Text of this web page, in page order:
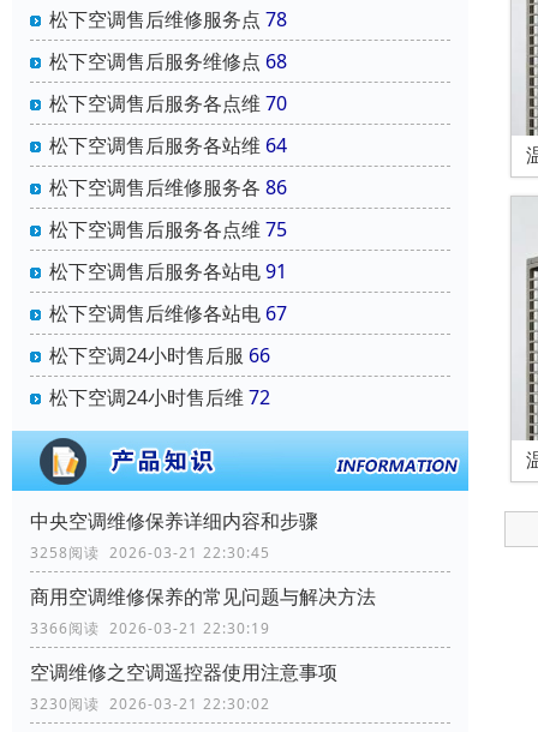
松下空调售后维修服务点 78
松下空调售后服务维修点 68
松下空调售后服务各点维 70
松下空调售后服务各站维 64
松下空调售后维修服务各 86
松下空调售后服务各点维 75
松下空调售后服务各站电91
松下空调售后维修各站电 67
松下空调24小时售后服 66
松下空调24小时售后维 72
中央空调维修保养详细内容和步骤
3258阅读 2026-03-21 22:30:45
商用空调维修保养的常见问题与解决方法
3366阅读 2026-03-21 22:30:19
空调维修之空调遥控器使用注意事项
3230阅读 2026-03-21 22:30:02